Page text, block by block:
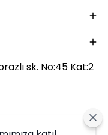
sk. No:45 Kat:2